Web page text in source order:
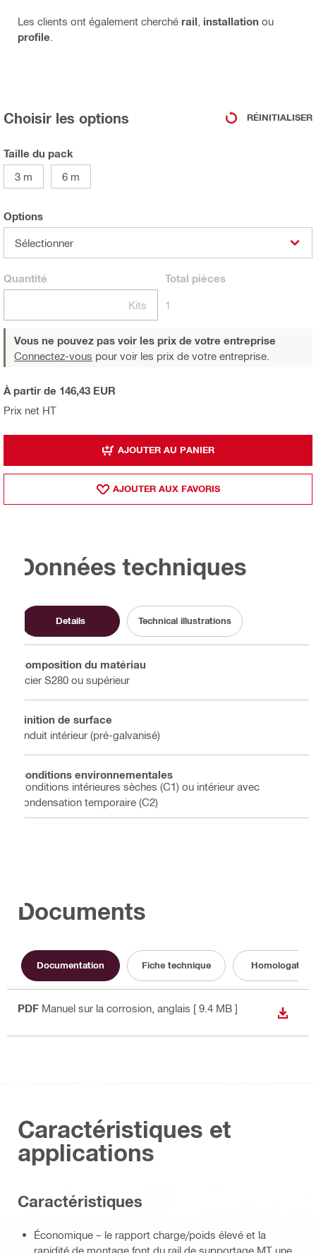
Les clients ont également cherché rail installation ou
profile
Choisir les options RÉINITIALISER
Taille du pack
3 m
6 m
Options
Sélectionner
Quantité
Kits
Total pièces
1
Vous ne pouvez pas voir les prix de votre entreprise
Connectez-vous pour voir les prix de votre entreprise.
Prix net HT
À partir de 146,43 EUR
AJOUTER AU PANIER
AJOUTER AUX FAVORIS
Données techniques
Details Technical illustrations
Composition du matériau
Acier S280 ou supérieur
Finition de surface
Enduit intérieur (pré-galvanisé)
Conditions environnementales
Conditions intérieures sèches (C1) ou intérieur avec
condensation temporaire (C2)
Documents
Documentation Fiche technique Homologation
PDF Manuel sur la corrosion , anglais [ 9.4 MB ]
Caractéristiques et
applications
Caractéristiques
Économique – le rapport charge/poids élevé et la
rapidité de montage font du rail de supportage MT une